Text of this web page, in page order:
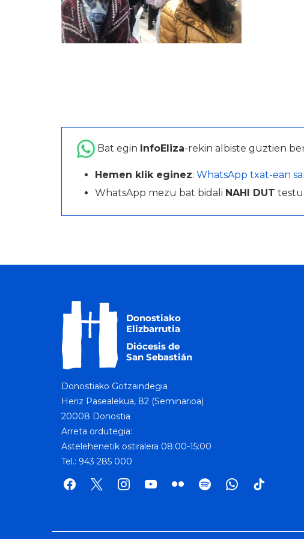
Bat egin InfoEliza-rekin albiste guztien
Hemen klik eginez: WhatsApp txat-ean
WhatsApp mezu bat bidali NAHI DUT
Donostiako Gotzaindegia
Heriz Pasealekua, 82 (Seminarioa)
20008 Donostia
Arreta ordutegia:
Astelehenetik ostiralera 08:00-15:00
Tel.: 943 285 000
facebook
x instagramyoutube
flickr spotifywhatsapp
tik